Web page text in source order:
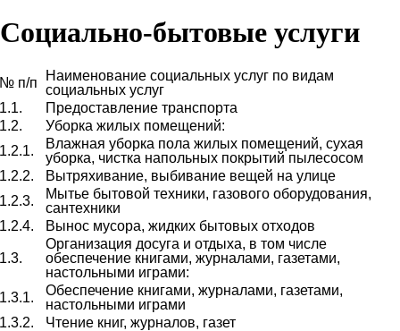
Социально-бытовые услуги
п/п
Наименование социальных услуг по видам
социальных услуг
Предоставление транспорта
Уборка жилых помещений:
Влажная уборка пола жилых помещений, сухая
уборка, чистка напольных покрытий пылесосом
Вытряхивание, выбивание вещей на улице
Мытье бытовой техники, газового оборудования,
сантехники
Вынос мусора, жидких бытовых отходов
Организация досуга и отдыха, в том числе
обеспечение книгами, журналами, газетами,
настольными играми:
Обеспечение книгами, журналами, газетами,
настольными играми
Чтение книг, журналов, газет